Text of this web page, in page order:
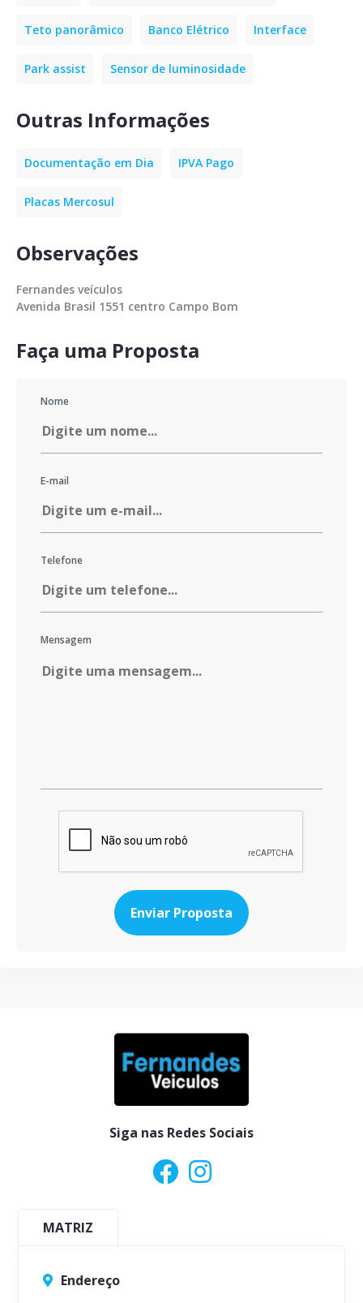
Teto panorâmico Banco Elétrico Interface
Park assist Sensor de luminosidade
Outras Informações
Documentação em Dia IPVA Pago
Placas Mercosul
Observações
Fernandes veículos
Avenida Brasil 1551 centro Campo Bom
Faça uma Proposta
Nome
E-mail
Telefone
Mensagem
Enviar Proposta
Siga nas Redes Sociais
MATRIZ
Endereço